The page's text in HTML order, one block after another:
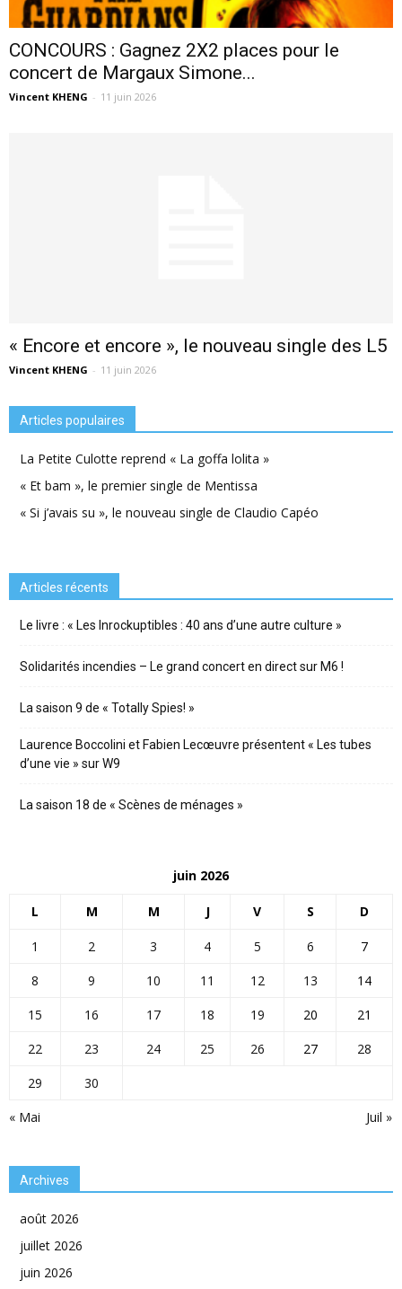
CONCOURS : Gagnez 2X2 places pour le
concert de Margaux Simone...
Vincent KHENG - 11 juin 2026
« Encore et encore », le nouveau single des L5
Vincent KHENG - 11 juin 2026
Articles populaires
La Petite Culotte reprend « La goffa lolita »
« Et bam », le premier single de Mentissa
« Si j’avais su », le nouveau single de Claudio Capéo
Articles récents
Le livre : « Les Inrockuptibles : 40 ans d’une autre culture »
Solidarités incendies – Le grand concert en direct sur M6 !
La saison 9 de « Totally Spies! »
Laurence Boccolini et Fabien Lecœuvre présentent « Les tubes
d’une vie » sur W9
La saison 18 de « Scènes de ménages »
juin 2026
L M M J V S D
« Mai Juil »
1 2 3 4 5 6
7
8
9 10 11 12 13
14
15
16 17 18 19 20
21
22
23 24 25 26 27
28
29
30
Archives
août 2026
juillet 2026
juin 2026